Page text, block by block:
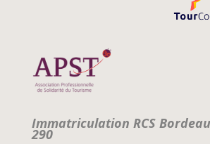
Immatriculation RCS
290